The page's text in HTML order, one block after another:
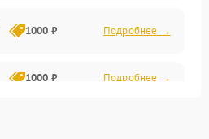
1000 ₽ Подробнее →
1000 ₽ Подробнее →